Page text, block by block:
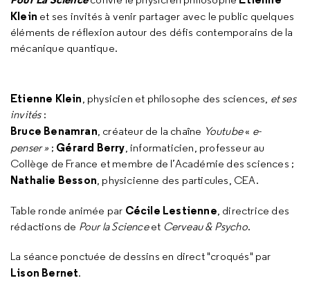
Klein et ses invités à venir partager avec le public quelques
éléments de réflexion autour des défis contemporains de la
mécanique quantique.
Etienne Klein, physicien et philosophe des sciences, et ses
invités:
Bruce Benamran, créateur de la chaîne Youtube« e-
penser » ; Gérard Berry, informaticien, professeur au
Collège de France et membre de l’Académie des sciences ;
Nathalie Besson, physicienne des particules, CEA.
Table ronde animée par Cécile Lestienne, directrice des
rédactions de Pour la Scienceet Cerveau & Psycho.
La séance ponctuée de dessins en direct "croqués" par
Lison Bernet.